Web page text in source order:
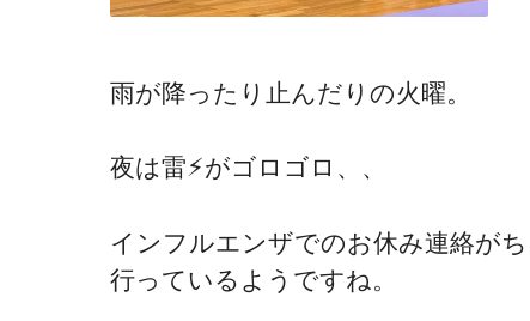
雨が降ったり止んだりの火曜。
夜は雷⚡︎がゴロゴロ、、
インフルエンザでのお休み連絡が
行っているようですね。